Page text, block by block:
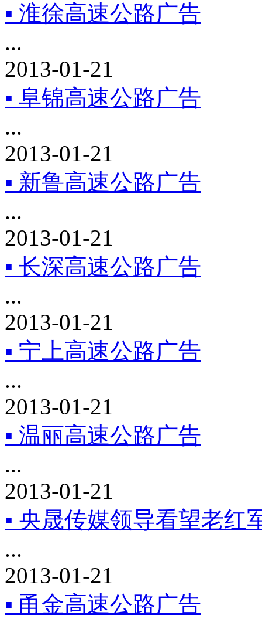
▪ 淮徐高速公路广告
...
2013-01-21
▪ 阜锦高速公路广告
...
2013-01-21
▪ 新鲁高速公路广告
...
2013-01-21
▪ 长深高速公路广告
...
2013-01-21
▪ 宁上高速公路广告
...
2013-01-21
▪ 温丽高速公路广告
...
2013-01-21
▪ 央晟传媒领导看望老红
...
2013-01-21
▪ 甬金高速公路广告